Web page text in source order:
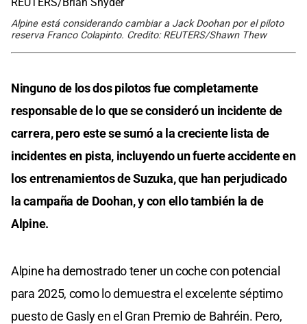
Alpine está considerando cambiar a Jack Doohan por el piloto
reserva Franco Colapinto. Credito: REUTERS/Shawn Thew
Ninguno de los dos pilotos fue completamente
responsable de lo que se consideró un incidente de
carrera, pero este se sumó a la creciente lista de
incidentes en pista, incluyendo un fuerte accidente en
los entrenamientos de Suzuka, que han perjudicado
la campaña de Doohan, y con ello también la de
Alpine.
Alpine ha demostrado tener un coche con potencial
para 2025, como lo demuestra el excelente séptimo
puesto de Gasly en el Gran Premio de Bahréin. Pero,